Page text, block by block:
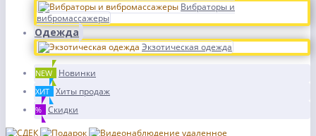
Вибраторы и
вибромассажеры
Одежда
Экзотическая одежда
NEW Новинки
ХИТ Хиты продаж
% Скидки